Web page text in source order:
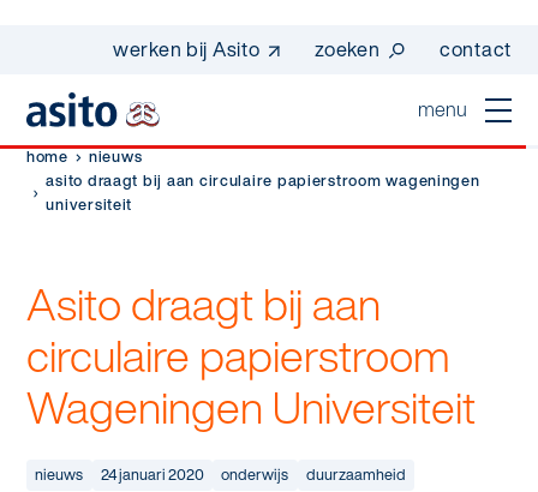
werken bij Asito zoeken contact
menu
Suggesties
werken bij asito
one go - werk beter samen met one go
co2-uitstoot rapportage 2023
op weg naar volledig circulair in 2030 met
home
Dagelijkse schoonmaak
Interieurreiniging
Vloerreiniging
sectoren
In de buurt
Industrie
wij zijn Asito
Wij zijn Asito
home
nieuws
asito draagt bij aan circulaire papierstroom wageningen
universiteit
Asito draagt bij aan
circulaire papierstroom
Wageningen Universiteit
nieuws 24 januari 2020 onderwijs duurzaamheid